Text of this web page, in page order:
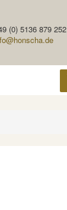
(0) 5136 879 252